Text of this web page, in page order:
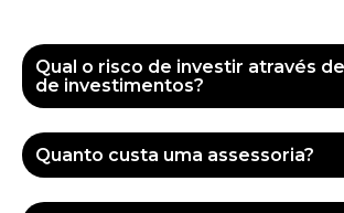
Qual o risco de investir através
de investimentos?
Quanto custa uma assessoria?